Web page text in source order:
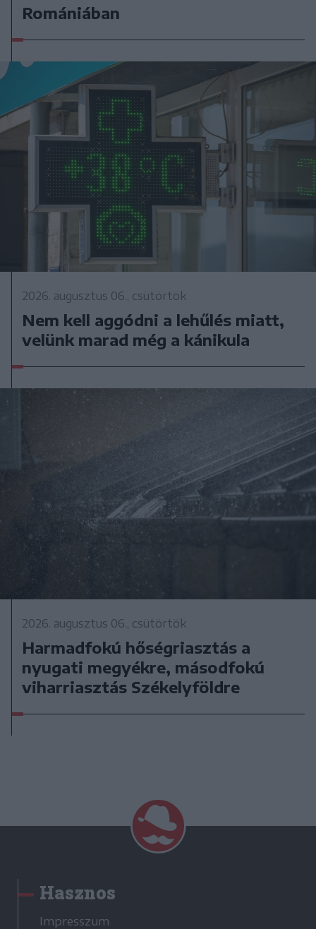
Romániában
2026. augusztus 06., csütörtök
Nem kell aggódni a lehűlés miatt,
velünk marad még a kánikula
2026. augusztus 06., csütörtök
Harmadfokú hőségriasztás a
nyugati megyékre, másodfokú
viharriasztás Székelyföldre
Hasznos
Impresszum